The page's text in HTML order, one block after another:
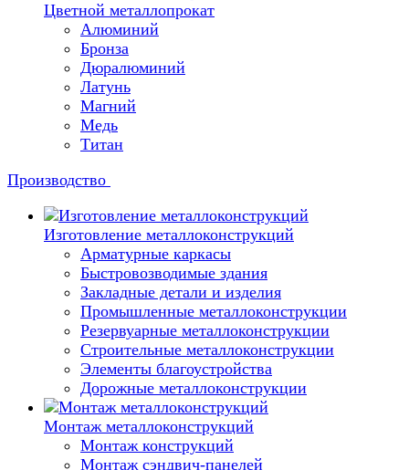
Цветной металлопрокат
Алюминий
Бронза
Дюралюминий
Латунь
Магний
Медь
Титан
Производство
Изготовление металлоконструкций
Арматурные каркасы
Быстровозводимые здания
Закладные детали и изделия
Промышленные металлоконструкции
Резервуарные металлоконструкции
Строительные металлоконструкции
Элементы благоустройства
Дорожные металлоконструкции
Монтаж металлоконструкций
Монтаж конструкций
Монтаж сэндвич-панелей